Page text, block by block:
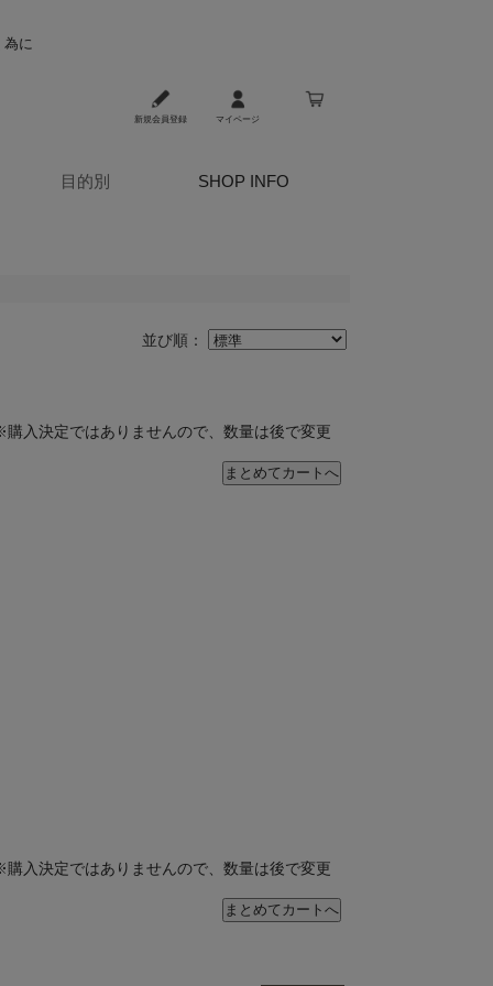
為に
新規会員登録 マイページ
目的別 SHOP INFO
並び順：
入決定ではありませんので、数量は後で変更
入決定ではありませんので、数量は後で変更